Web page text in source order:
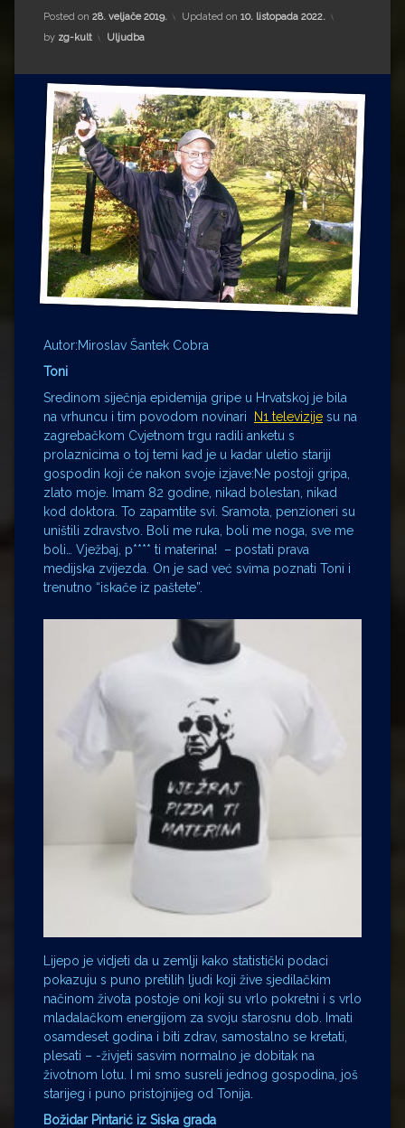
Drugi autori
Drugi autori
Matea Andrić
Ljiljana Lekanić-Kljaić
Željko Krznarić
Mario Lovreković
Miroslav Šantek
Posted on 28. veljače 2019. Updated on 10. listopada 2022.
by zg-kult Kategorije:
Uljudba
Autor:Miroslav Šantek Cobra
Toni
Sredinom siječnja epidemija gripe u Hrvatskoj je bila
na vrhuncu i tim povodom novinari
N1 televizije su na
zagrebačkom Cvjetnom trgu radili anketu s
prolaznicima o toj temi kad je u kadar uletio stariji
gospodin koji će nakon svoje izjave:Ne postoji gripa,
zlato moje. Imam 82 godine, nikad bolestan, nikad
kod doktora. To zapamtite svi. Sramota, penzioneri su
uništili zdravstvo. Boli me ruka, boli me noga, sve me
boli… Vježbaj, p**** ti materina! – postati prava
medijska zvijezda. On je sad već svima poznati Toni i
trenutno “iskače iz paštete”.
Lijepo je vidjeti da u zemlji kako statistički podaci
pokazuju s puno pretilih ljudi koji žive sjedilačkim
načinom života postoje oni koji su vrlo pokretni i s vrlo
mladalačkom energijom za svoju starosnu dob. Imati
osamdeset godina i biti zdrav, samostalno se kretati,
plesati – -živjeti sasvim normalno je dobitak na
životnom lotu. I mi smo susreli jednog gospodina, još
starijeg i puno pristojnijeg od Tonija.
Božidar Pintarić iz Siska grada